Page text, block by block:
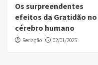
Os surpreendentes
efeitos da Gratidão no
cérebro humano
Redação 02/01/2025